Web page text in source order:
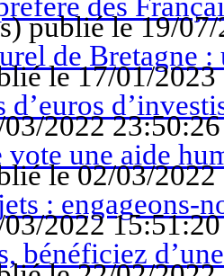
)publié le 19/
de Bretagne
le 17/01/2023
2022 23:50:26
vote une aide
le 02/03/2022
: engageons-
2022 15:51:20
bénéficiez